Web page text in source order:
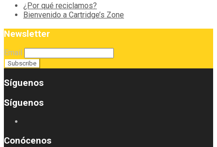
¿Por qué reciclamos?
Bienvenido a Cartridge’s Zone
Newsletter
Email
Síguenos
Síguenos
Conócenos